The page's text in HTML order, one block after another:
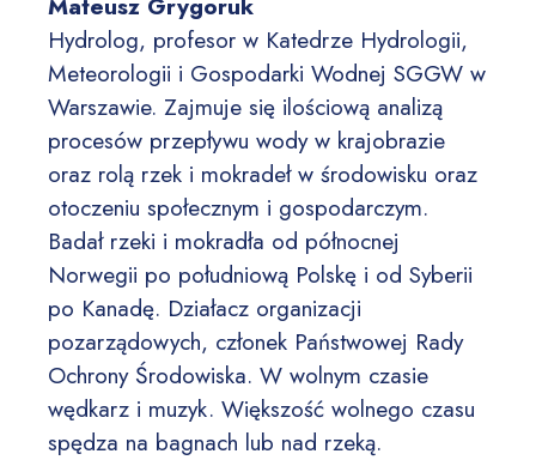
Hydrolog, profesor w Katedrze Hydrologii,
Meteorologii i Gospodarki Wodnej SGGW w
Warszawie. Zajmuje się ilościową analizą
procesów przepływu wody w krajobrazie
oraz rolą rzek i mokradeł w środowisku oraz
otoczeniu społecznym i gospodarczym.
Badał rzeki i mokradła od północnej
Norwegii po południową Polskę i od Syberii
po Kanadę. Działacz organizacji
pozarządowych, członek Państwowej Rady
Ochrony Środowiska. W wolnym czasie
wędkarz i muzyk. Większość wolnego czasu
spędza na bagnach lub nad rzeką.